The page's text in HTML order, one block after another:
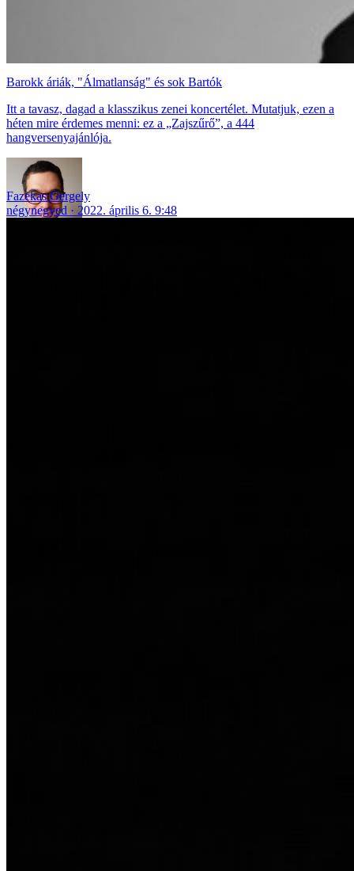
Barokk áriák, "Álmatlanság" és sok Bartók
Itt a tavasz, dagad a klasszikus zenei koncertélet. Mutatjuk, ezen a
héten mire érdemes menni: ez a „Zajszűrő”, a 444
hangversenyajánlója.
Fazekas Gergely
négynegyed
2022. április 6. 9:48